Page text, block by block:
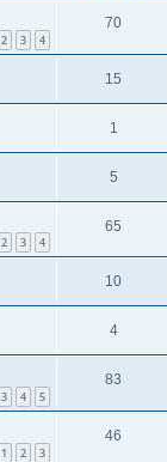
2 3 4
70
15
1
5
2 3 4
65
10
4
3 4 5
83
1 2 3
46